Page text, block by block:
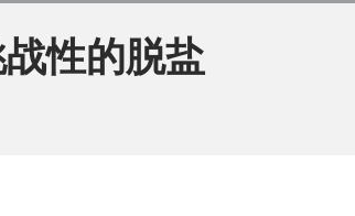
性的脱盐